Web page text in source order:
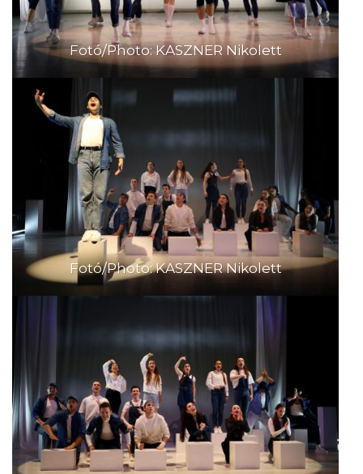
Fotó/Photo: KASZNER Nikolett
Fotó/Photo: KASZNER Nikolett